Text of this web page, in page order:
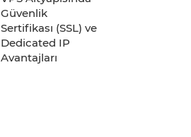
Güvenlik
Sertifikası (SSL) ve
Dedicated IP
Avantajları